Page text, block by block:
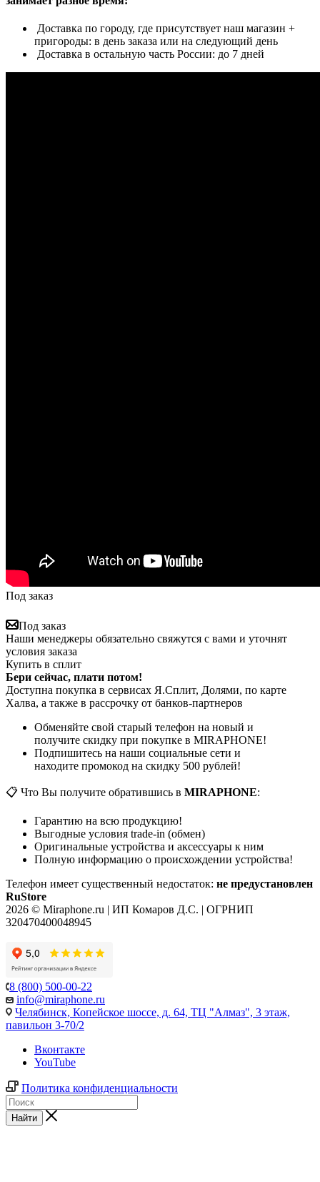
Доставка по городу, где присутствует наш магазин +
пригороды: в день заказа или на следующий день
Доставка в остальную часть России: до 7 дней
Под заказ
Под заказ
Наши менеджеры обязательно свяжутся с вами и уточнят
условия заказа
Купить в сплит
Бери сейчас, плати потом!
Доступна покупка в сервисах Я.Сплит, Долями, по карте
Халва, а также в рассрочку от банков-партнеров
Обменяйте свой старый телефон на новый и
получите скидку при покупке в MIRAPHONE!
Подпишитесь на наши социальные сети и
находите промокод на скидку 500 рублей!
📋 Что Вы получите обратившись в MIRAPHONE:
Гарантию на всю продукцию!
Выгодные условия trade-in (обмен)
Оригинальные устройства и аксессуары к ним
Полную информацию о происхождении устройства!
Телефон имеет существенный недостаток: не предустановлен
RuStore
2026 © Miraphone.ru | ИП Комаров Д.С. | ОГРНИП
320470400048945
8 (800) 500-00-22
info@miraphone.ru
Челябинск, Копейское шоссе, д. 64, ТЦ "Алмаз", 3 этаж,
павильон 3-70/2
Вконтакте
YouTube
Политика конфиденциальности
Найти